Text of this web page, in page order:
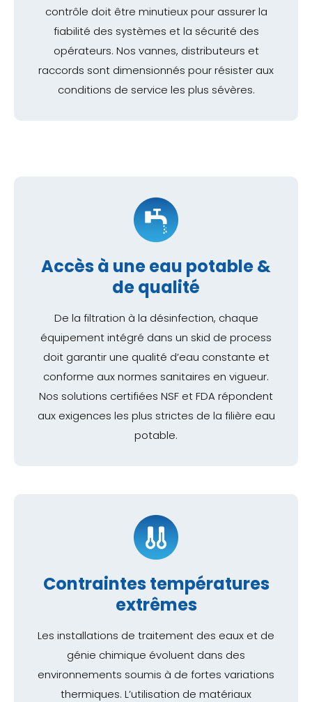
contrôle doit être minutieux pour assurer la
fiabilité des systèmes et la sécurité des
opérateurs. Nos vannes, distributeurs et
raccords sont dimensionnés pour résister aux
conditions de service les plus sévères.
Accès à une eau potable &
de qualité
De la filtration à la désinfection, chaque
équipement intégré dans un skid de process
doit garantir une qualité d’eau constante et
conforme aux normes sanitaires en vigueur.
Nos solutions certifiées NSF et FDA répondent
aux exigences les plus strictes de la filière eau
potable.
Contraintes températures
extrêmes
Les installations de traitement des eaux et de
génie chimique évoluent dans des
environnements soumis à de fortes variations
thermiques. L’utilisation de matériaux